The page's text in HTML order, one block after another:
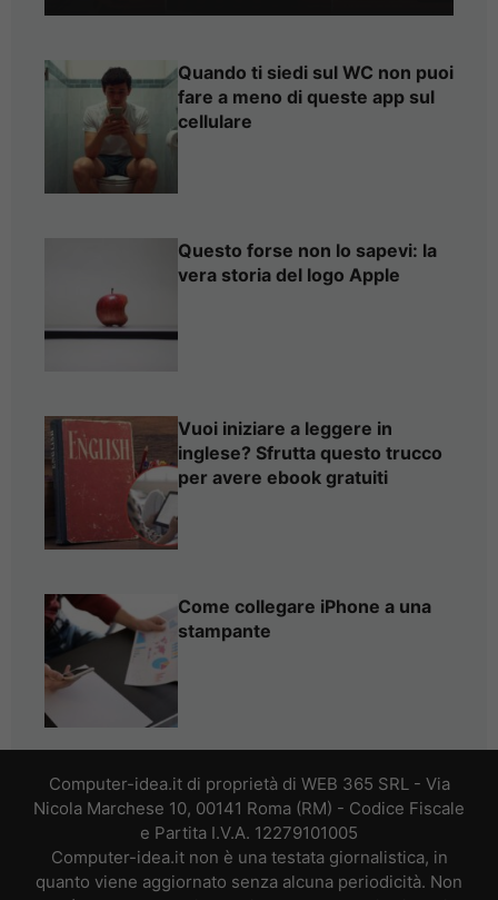
Quando ti siedi sul WC non puoi
fare a meno di queste app sul
cellulare
Questo forse non lo sapevi: la
vera storia del logo Apple
Vuoi iniziare a leggere in
inglese? Sfrutta questo trucco
per avere ebook gratuiti
Come collegare iPhone a una
stampante
Computer-idea.it di proprietà di WEB 365 SRL - Via
Nicola Marchese 10, 00141 Roma (RM) - Codice Fiscale
e Partita I.V.A. 12279101005
Computer-idea.it non è una testata giornalistica, in
quanto viene aggiornato senza alcuna periodicità. Non